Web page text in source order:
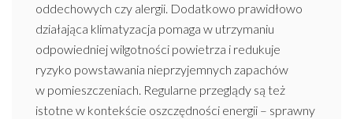
oddechowych czy alergii. Dodatkowo prawidłowo
działająca klimatyzacja pomaga w utrzymaniu
odpowiedniej wilgotności powietrza i redukuje
ryzyko powstawania nieprzyjemnych zapachów
w pomieszczeniach. Regularne przeglądy są też
istotne w kontekście oszczędności energii – sprawny